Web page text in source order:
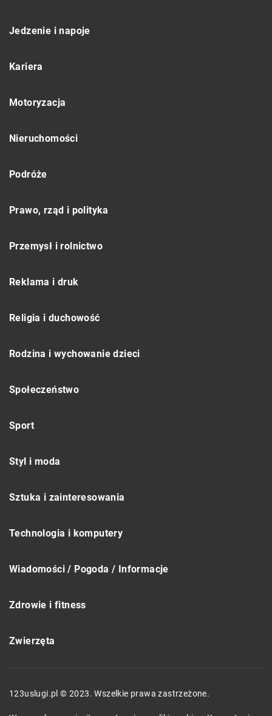
Jedzenie i napoje
Kariera
Motoryzacja
Nieruchomości
Podróże
Prawo, rząd i polityka
Przemysł i rolnictwo
Reklama i druk
Religia i duchowość
Rodzina i wychowanie dzieci
Społeczeństwo
Sport
Styl i moda
Sztuka i zainteresowania
Technologia i komputery
Wiadomości / Pogoda / Informacje
Zdrowie i fitness
Zwierzęta
123uslugi.pl © 2023. Wszelkie prawa zastrzeżone.